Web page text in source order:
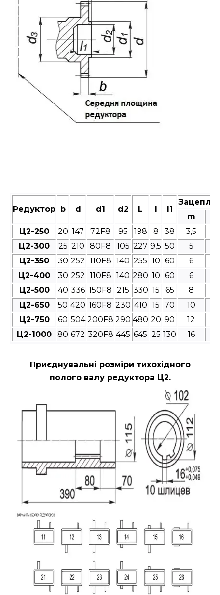
Редуктор b d d1 d2 L l1
m
Ц2-250
20 147 72F8 95 198 8 38 3,5
Ц2-300
25 210 80F8 105 227 9,5 50 5
Ц2-350
30 252 110F8 140 255 10 60 6
Ц2-400
30 252 110F8 140 280 10 60 6
Ц2-500
40 336 150F8 215 330 15 65 8
Ц2-650
50 420 160F8 230 410 15 70 10
Ц2-750
60 504 200F8 290 480 20 90 12
Ц2-1000
80 672 320F8 445 645 25 130 16
Приєднувальні розміри тихохідного
полого валу редуктора Ц2.